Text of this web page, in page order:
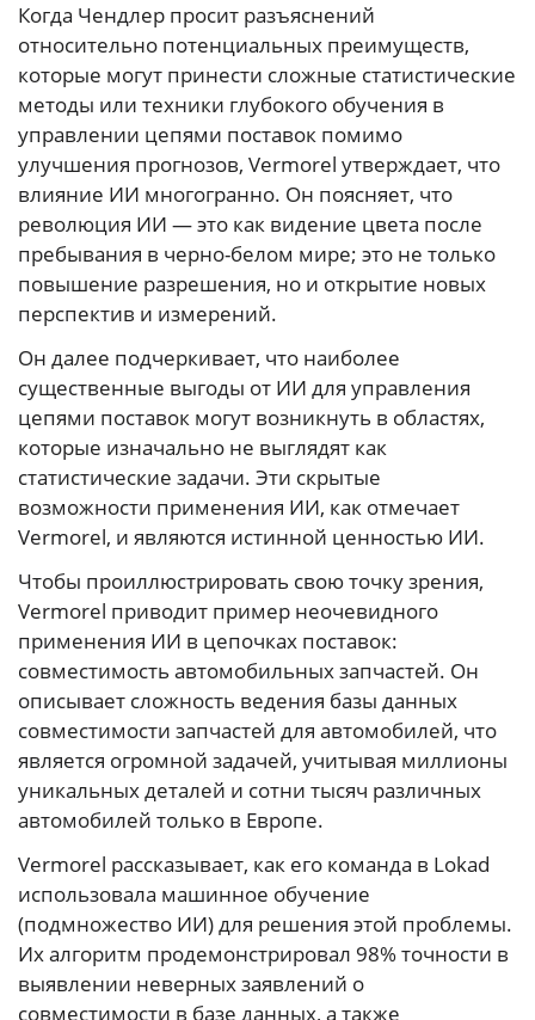
Когда Чендлер просит разъяснений
относительно потенциальных преимуществ,
которые могут принести сложные статистические
методы или техники глубокого обучения в
управлении цепями поставок помимо
улучшения прогнозов, Vermorel утверждает, что
влияние ИИ многогранно. Он поясняет, что
революция ИИ — это как видение цвета после
пребывания в черно-белом мире; это не только
повышение разрешения, но и открытие новых
перспектив и измерений.
Он далее подчеркивает, что наиболее
существенные выгоды от ИИ для управления
цепями поставок могут возникнуть в областях,
которые изначально не выглядят как
статистические задачи. Эти скрытые
возможности применения ИИ, как отмечает
Vermorel, и являются истинной ценностью ИИ.
Чтобы проиллюстрировать свою точку зрения,
Vermorel приводит пример неочевидного
применения ИИ в цепочках поставок:
совместимость автомобильных запчастей. Он
описывает сложность ведения базы данных
совместимости запчастей для автомобилей, что
является огромной задачей, учитывая миллионы
уникальных деталей и сотни тысяч различных
автомобилей только в Европе.
Vermorel рассказывает, как его команда в Lokad
использовала машинное обучение
(подмножество ИИ) для решения этой проблемы.
Их алгоритм продемонстрировал 98% точности в
выявлении неверных заявлений о
совместимости в базе данных, а также